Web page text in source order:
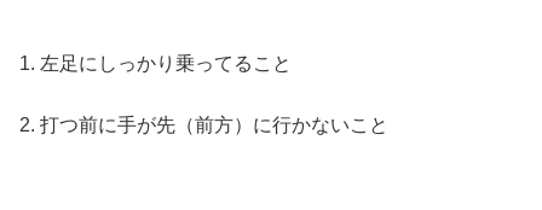
1. 左足にしっかり乗ってること
2. 打つ前に手が先（前方）に行かないこと